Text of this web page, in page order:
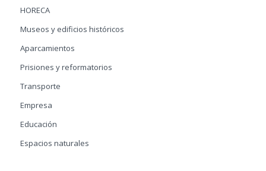
HORECA
Museos y edificios históricos
Aparcamientos
Prisiones y reformatorios
Transporte
Empresa
Educación
Espacios naturales